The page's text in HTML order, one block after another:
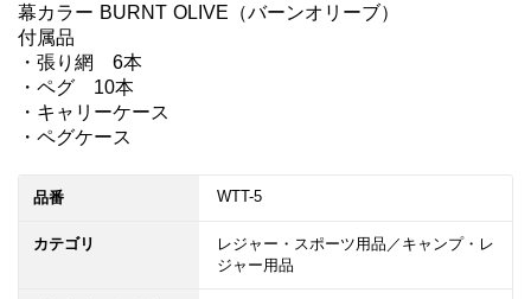
幕カラー BURNT OLIVE（バーンオリーブ）
付属品
・張り網　6本
・ペグ　10本
・キャリーケース
品番 WTT-5
カテゴリ
レジャー・スポーツ用品／キャンプ・レ
ジャー用品